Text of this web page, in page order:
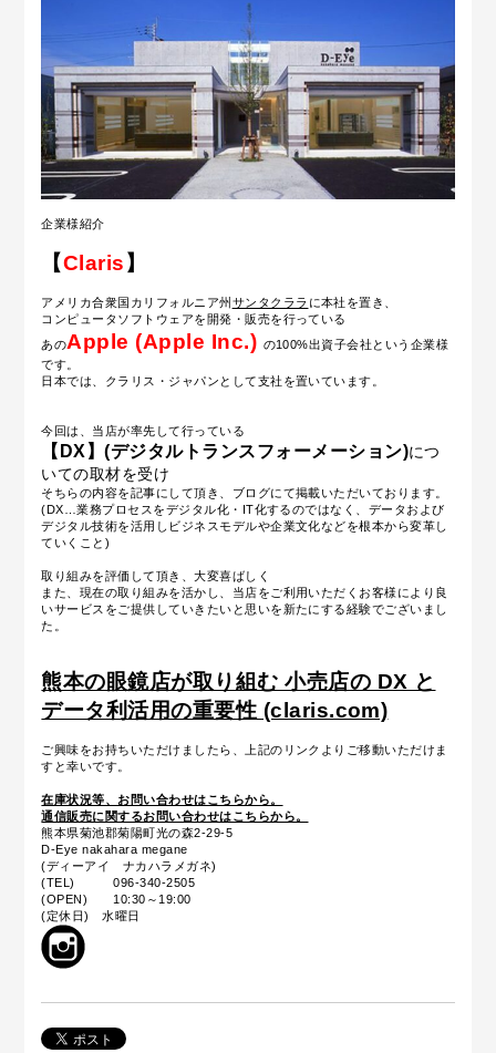
企業様紹介
【Claris 】
アメリカ合衆国カリフォルニア州 サンタクララ に本社を置き、
コンピュータソフトウェアを開発・販売を行っている
あのApple (Apple Inc.) の100%出資子会社という企業様
です。
日本では、クラリス・ジャパンとして支社を置いています。
今回は、当店が率先して行っている
【DX】(デジタルトランスフォーメーション)につ
いての取材を受け
そちらの内容を記事にして頂き、ブログにて掲載いただいております。
(DX…業務プロセスをデジタル化・IT化するのではなく、データおよび
デジタル技術を活用しビジネスモデルや企業文化などを根本から変革し
ていくこと )
取り組みを評価して頂き、大変喜ばしく
また、現在の取り組みを活かし、当店をご利用いただくお客様により良
いサービスをご提供していきたいと思いを新たにする経験でございまし
た。
熊本の眼鏡店が取り組む 小売店の DX と
データ利活用の重要性 (claris.com)
ご興味をお持ちいただけましたら、上記のリンクよりご移動いただけま
すと幸いです。
在庫状況等、お問い合わせはこちらから。
通信販売に関するお問い合わせはこちらから。
熊本県菊池郡菊陽町光の森2-29-5
D-Eye nakahara megane
(ディーアイ ナカハラメガネ)
(TEL) 096-340-2505
(OPEN) 10:30～19:00
(定休日) 水曜日